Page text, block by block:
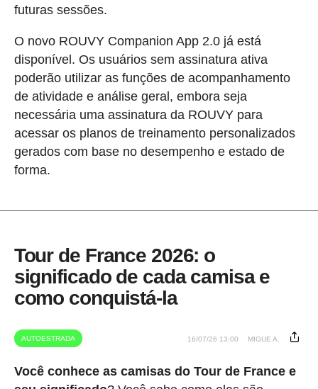
futuras sessões.
O novo ROUVY Companion App 2.0 já está
disponível. Os usuários sem assinatura ativa
poderão utilizar as funções de acompanhamento
de atividade e análise geral, embora seja
necessária uma assinatura da ROUVY para
acessar os planos de treinamento personalizados
gerados com base no desempenho e estado de
forma.
Tour de France 2026: o
significado de cada camisa e
como conquistá-la
AUTOESTRADA 16/07/26 13:00 MIGUE A.
Você conhece as camisas do Tour de France e